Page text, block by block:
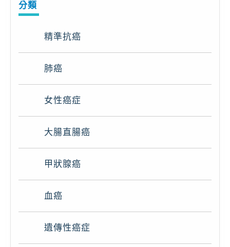
分類
精準抗癌
肺癌
女性癌症
大腸直腸癌
甲狀腺癌
血癌
遺傳性癌症